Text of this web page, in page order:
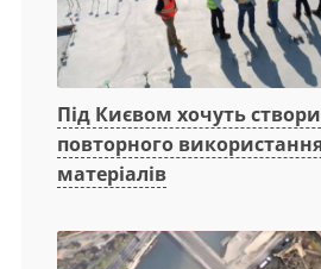
Під Києвом хочуть
повторного
матеріалів